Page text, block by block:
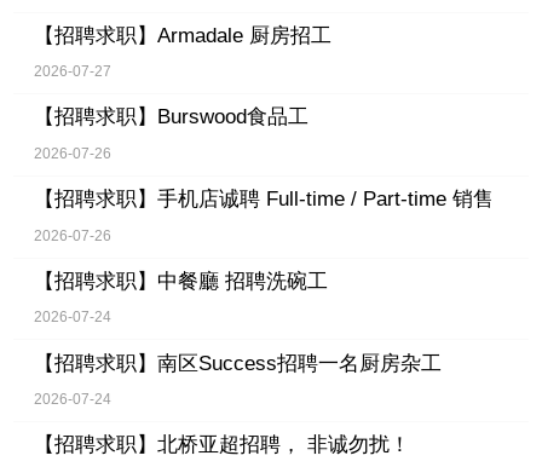
【招聘求职】 Armadale 厨房招工
2026-07-27
【招聘求职】 Burswood食品工
2026-07-26
【招聘求职】 手机店诚聘 Full-time / Part-time 销售
2026-07-26
【招聘求职】 中餐廳 招聘洗碗工
2026-07-24
【招聘求职】 南区Success招聘一名厨房杂工
2026-07-24
【招聘求职】 北桥亚超招聘， 非诚勿扰！